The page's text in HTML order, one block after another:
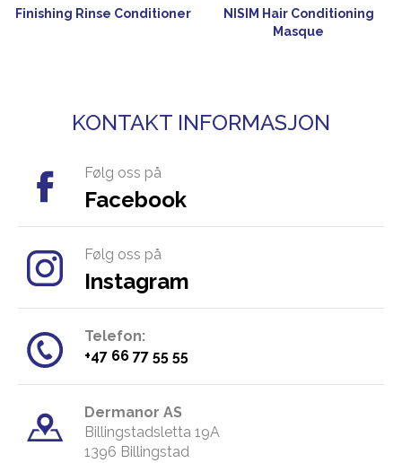
Finishing Rinse Conditioner
NISIM Hair Conditioning
Masque
KONTAKT INFORMASJON
Følg oss på
Facebook
Følg oss på
Instagram
Telefon:
​+47 66 77 55 55
Dermanor AS
Billingstadsletta 19A
​1396 Billingstad